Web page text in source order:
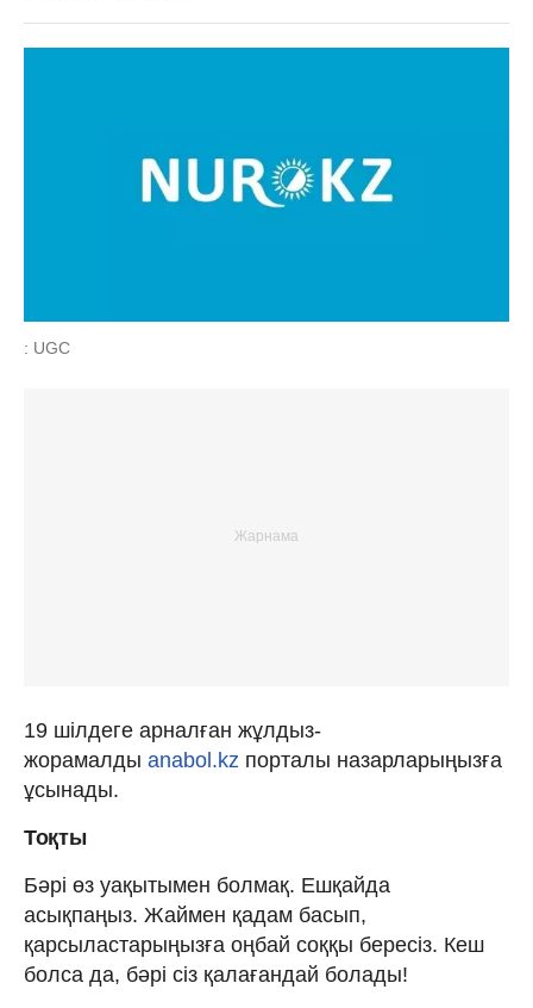
: UGC
19 шілдеге арналған жұлдыз-
жорамалды anabol.kz порталы назарларыңызға
ұсынады.
Тоқты
Бәрі өз уақытымен болмақ. Ешқайда
асықпаңыз. Жаймен қадам басып,
қарсыластарыңызға оңбай соққы бересіз. Кеш
болса да, бәрі сіз қалағандай болады!